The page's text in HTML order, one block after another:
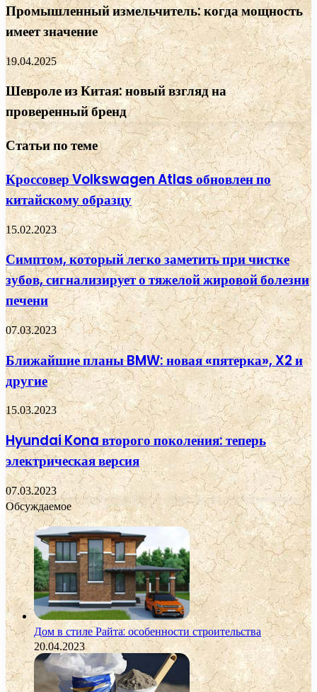
Промышленный измельчитель: когда мощность
имеет значение
19.04.2025
Шевроле из Китая: новый взгляд на
проверенный бренд
Статьи по теме
Кроссовер Volkswagen Atlas обновлен по
китайскому образцу
15.02.2023
Симптом, который легко заметить при чистке
зубов, сигнализирует о тяжелой жировой болезни
печени
07.03.2023
Ближайшие планы BMW: новая «пятерка», X2 и
другие
15.03.2023
Hyundai Kona второго поколения: теперь
электрическая версия
07.03.2023
Обсуждаемое
Дом в стиле Райта: особенности строительства
20.04.2023